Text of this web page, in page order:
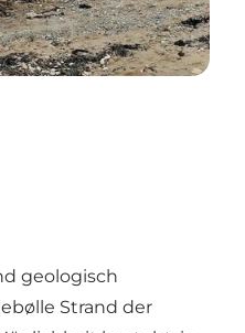
geologisch
Strand der